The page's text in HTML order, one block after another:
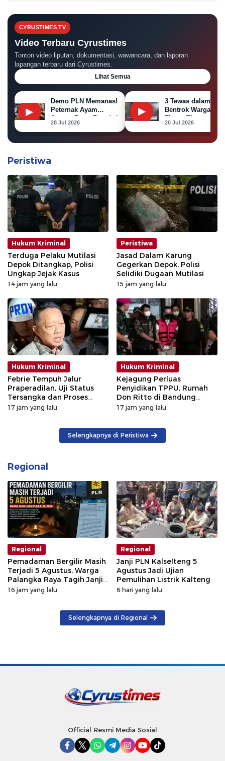
CYRUSTIMES TV
Video Terbaru Cyrustimes
Tonton video liputan, dokumentasi, wawancara, dan laporan
lapangan terbaru dari Cyrustimes.
Lihat Semua
▶
Demo PLN Memanas!
Peternak Ayam
Ancam Bawa Bangkai
Ayam ke Kantor PLN
28 Jul 2026
▶
3 Tewas dalam
Bentrok Warga
Flores Timur,
Puluhan Rumah
20 Jul 2026
Peristiwa
Hukum Kriminal
Terduga Pelaku Mutilasi
Depok Ditangkap, Polisi
Ungkap Jejak Kasus
14 jam yang lalu
Peristiwa
Jasad Dalam Karung
Gegerkan Depok, Polisi
Selidiki Dugaan Mutilasi
15 jam yang lalu
Hukum Kriminal
Febrie Tempuh Jalur
Praperadilan, Uji Status
Tersangka dan Proses
Penyidikan
17 jam yang lalu
Hukum Kriminal
Kejagung Perluas
Penyidikan TPPU, Rumah
Don Ritto di Bandung
Digeledah
17 jam yang lalu
Selengkapnya di Peristiwa
Regional
Regional
Pemadaman Bergilir Masih
Terjadi 5 Agustus, Warga
Palangka Raya Tagih Janji
GM PLN Kaltengsel
16 jam yang lalu
Regional
Janji PLN Kalselteng 5
Agustus Jadi Ujian
Pemulihan Listrik Kalteng
6 hari yang lalu
Selengkapnya di Regional
Official Resmi Media Sosial